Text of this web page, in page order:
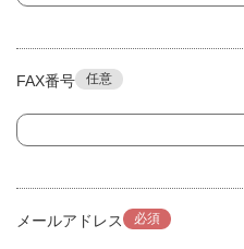
FAX番号 任意
メールアドレス 必須